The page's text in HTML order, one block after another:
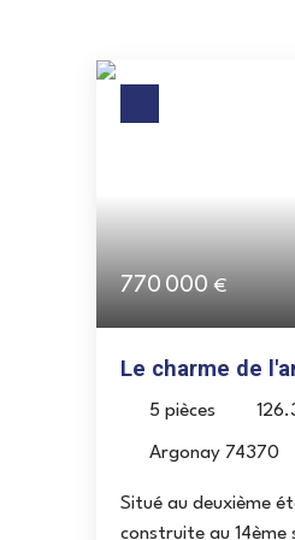
770 000€
Le charme de
5 pièces
Argonay 74370
Situé au deuxième
construite au 14ème